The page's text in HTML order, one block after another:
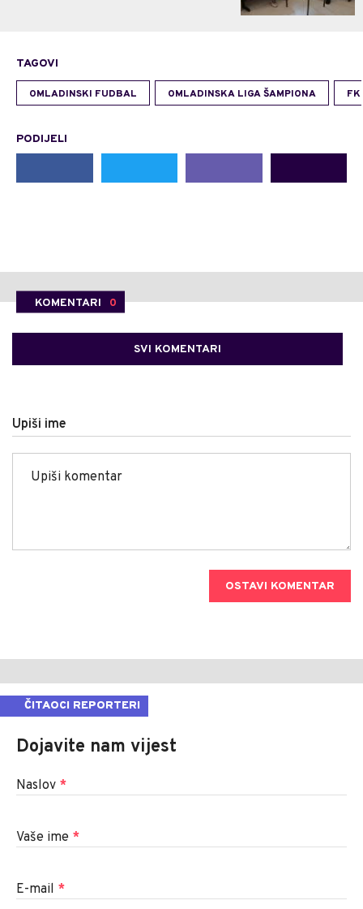
TAGOVI
OMLADINSKI FUDBAL OMLADINSKA LIGA ŠAMPIONA FK
PODIJELI
KOMENTARI 0
SVI KOMENTARI
Upiši ime
OSTAVI KOMENTAR
ČITAOCI REPORTERI
Dojavite nam vijest
Naslov *
Vaše ime *
E-mail *